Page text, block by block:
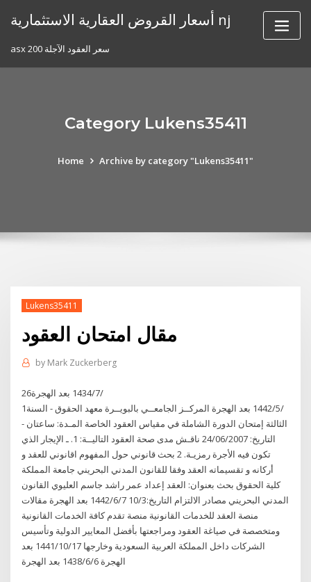
أسعار القروض العقارية الاستثمارية nj
asx 200 سعر العقود الآجلة
Category Lukens35411
Home Archive by category "Lukens35411"
Lukens35411
مقال امتحان العقود
by Mark Zuckerberg
26‏‏/7‏‏/1434 بعد الهجرة
1‏‏/5‏‏/1442 بعد الهجرة المركــز الجامعــي بالبويــرة معهد الحقوق - السنة
الثالثة إمتحان الدورة الشاملة في مقياس العقود الخاصة المـدة: ساعتان -
التاريخ: 24/06/2007 ناقـش مدى صحة العقود التاليــة: 1. ـ الإيجار الذي
تكون فيه الأجرة رمزيـة. 2 بحث قانوني حول المفهوم اقانوني للعقد و
أركانه و تقسيماته العقد وفقا للقانون المدني البحريني جامعة المملكة
كلية الحقوق بحث بعنوان: العقد إعداد عمر راشد جاسم العليوي القانون
المدني البحريني مصادر الالتزام التاريخ:10/3 7‏‏/6‏‏/1442 بعد الهجرة مقالات
منصة العقد للخدمات القانونية منصة تقدم كافة الخدمات القانونية
ومتخصصة في صياغة العقود ومراجعتها بأفضل المعايير الدولية وتأسيس
الشركات داخل المملكة العربية السعودية وخارجها 17‏‏/10‏‏/1441 بعد
الهجرة 6‏‏/6‏‏/1438 بعد الهجرة